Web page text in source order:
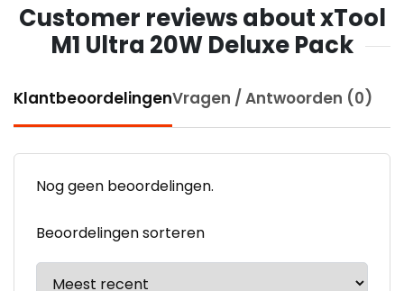
Customer reviews about xTool
M1 Ultra 20W Deluxe Pack
KlantbeoordelingenVragen / Antwoorden (0)
Nog geen beoordelingen.
Beoordelingen sorteren